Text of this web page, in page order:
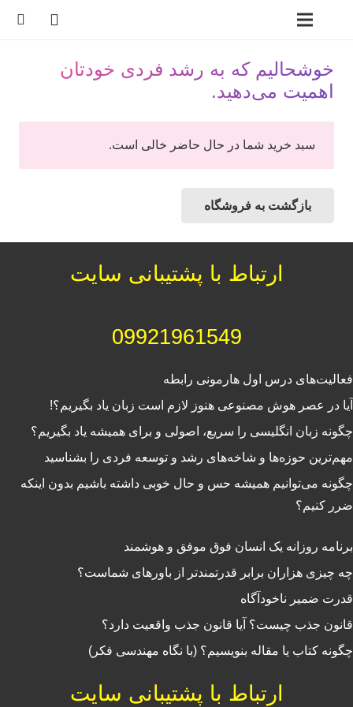
خوشحالیم که به رشد فردی خودتان
اهمیت می‌دهید.
سبد خرید شما در حال حاضر خالی است.
بازگشت به فروشگاه
ارتباط با پشتیبانی سایت
09921961549
فعالیت‌‌های درس اول هارمونی رابطه
آیا در عصر هوش مصنوعی هنوز لازم است زبان یاد بگیریم؟!
چگونه زبان انگلیسی را سریع، اصولی و برای همیشه یاد بگیریم؟
مهم‌ترین حوزه‌ها و شاخه‌های رشد و توسعه فردی را بشناسید
چگونه می‌توانیم همیشه حس و حال خوبی داشته باشیم بدون اینکه
ضرر کنیم؟
برنامه روزانه یک انسان فوق موفق و هوشمند
چه چیزی هزاران برابر قدرتمندتر از باورهای شماست؟
قدرت ضمیر ناخودآگاه
قانون جذب چیست؟ آیا قانون جذب واقعیت دارد؟
چگونه کتاب یا مقاله بنویسیم؟ (با نگاه مهندسی فکر)
ارتباط با پشتیبانی سایت